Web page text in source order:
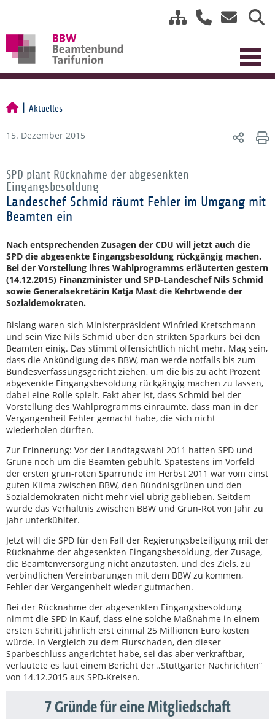
Aktuelles
15. Dezember 2015
SPD plant Rücknahme der abgesenkten
Eingangsbesoldung
Landeschef Schmid räumt Fehler im Umgang mit
Beamten ein
Nach entsprechenden Zusagen der CDU will jetzt auch die
SPD die abgesenkte Eingangsbesoldung rückgängig machen.
Bei der Vorstellung ihres Wahlprogramms erläuterten gestern
(14.12.2015) Finanzminister und SPD-Landeschef Nils Schmid
sowie Generalsekretärin Katja Mast die Kehrtwende der
Sozialdemokraten.
Bislang waren sich Ministerpräsident Winfried Kretschmann
und sein Vize Nils Schmid über den strikten Sparkurs bei den
Beamten einig. Das stimmt offensichtlich nicht mehr. Mag sein,
dass die Ankündigung des BBW, man werde notfalls bis zum
Bundesverfassungsgericht ziehen, um die bis zu acht Prozent
abgesenkte Eingangsbesoldung rückgängig machen zu lassen,
dabei eine Rolle spielt. Fakt aber ist, dass Schmid bei der
Vorstellung des Wahlprogramms einräumte, dass man in der
Vergangenheit Fehler gemacht habe, die sich nicht
wiederholen dürften.
Zur Erinnerung: Vor der Landtagswahl 2011 hatten SPD und
Grüne noch um die Beamten gebuhlt. Spätestens im Vorfeld
der ersten grün-roten Sparrunde im Herbst 2011 war vom einst
guten Klima zwischen BBW, den Bündnisgrünen und den
Sozialdemokraten nicht mehr viel übrig geblieben. Seitdem
wurde das Verhältnis zwischen BBW und Grün-Rot von Jahr zu
Jahr unterkühlter.
Jetzt will die SPD für den Fall der Regierungsbeteiligung mit der
Rücknahme der abgesenkten Eingangsbesoldung, der Zusage,
die Beamtenversorgung nicht anzutasten, und des Ziels, zu
verbindlichen Vereinbarungen mit dem BBW zu kommen,
Fehler der Vergangenheit wieder gutmachen.
Bei der Rücknahme der abgesenkten Eingangsbesoldung
nimmt die SPD in Kauf, dass eine solche Maßnahme in einem
ersten Schritt jährlich erst einmal 25 Millionen Euro kosten
würde. In Vergleich zu dem Flurschaden, den dieser
Sparbeschluss angerichtet habe, sei das aber verkraftbar,
verlautete es laut einem Bericht der „Stuttgarter Nachrichten“
von 14.12.2015 aus SPD-Kreisen.
7 Gründe für eine Mitgliedschaft